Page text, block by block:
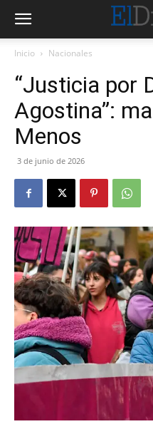
Inicio Nacionales
“Justicia por
Agostina”:
Menos
3 de junio de 2026